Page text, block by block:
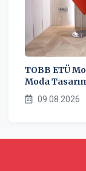
TOBB ETÜ
Moda
09.08.2026